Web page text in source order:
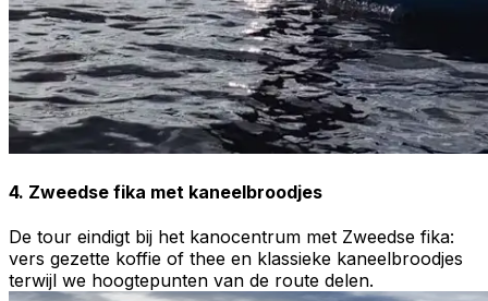
4. Zweedse fika met kaneelbroodjes
De tour eindigt bij het kanocentrum met Zweedse fika:
vers gezette koffie of thee en klassieke kaneelbroodjes
terwijl we hoogtepunten van de route delen.